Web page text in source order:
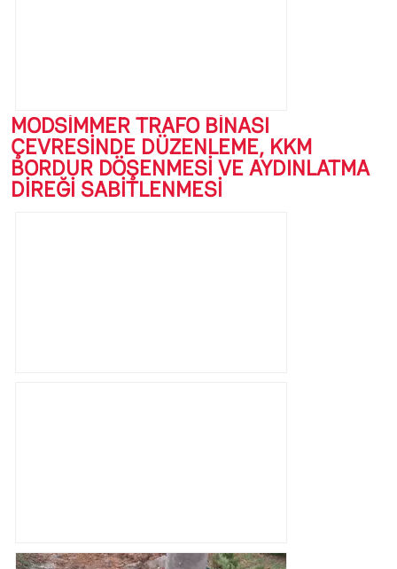
MODSİMMER TRAFO BİNASI
ÇEVRESİNDE DÜZENLEME, KKM
BORDUR DÖŞENMESİ VE AYDINLATMA
DİREĞİ SABİTLENMESİ